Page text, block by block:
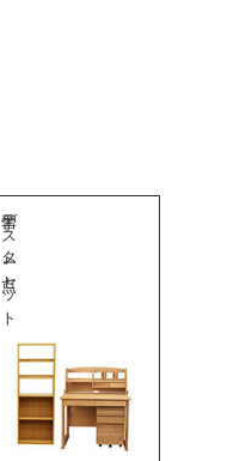
学習デスク4点セット